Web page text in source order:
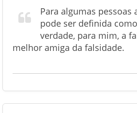
Para algumas pessoas
pode ser definida
verdade, para mim, a
melhor amiga da falsidade.